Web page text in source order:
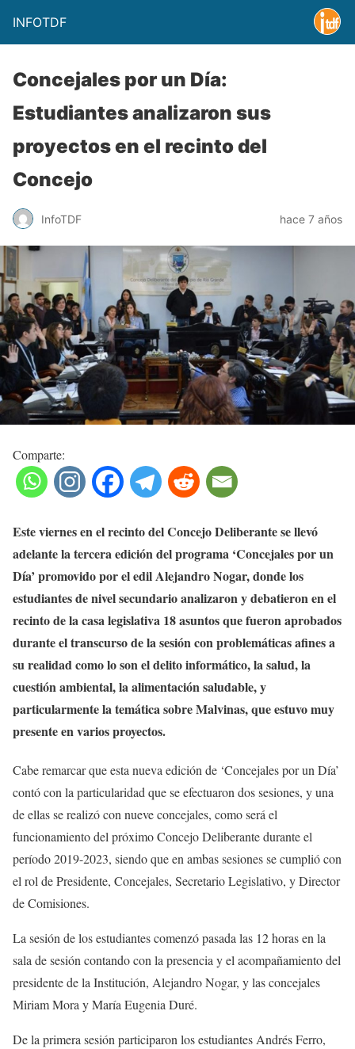
INFOTDF
Concejales por un Día:
Estudiantes analizaron sus
proyectos en el recinto del
Concejo
InfoTDF hace 7 años
Comparte:
Este viernes en el recinto del Concejo Deliberante se llevó
adelante la tercera edición del programa ‘Concejales por un
Día’ promovido por el edil Alejandro Nogar, donde los
estudiantes de nivel secundario analizaron y debatieron en el
recinto de la casa legislativa 18 asuntos que fueron aprobados
durante el transcurso de la sesión con problemáticas afines a
su realidad como lo son el delito informático, la salud, la
cuestión ambiental, la alimentación saludable, y
particularmente la temática sobre Malvinas, que estuvo muy
presente en varios proyectos.
Cabe remarcar que esta nueva edición de ‘Concejales por un Día’
contó con la particularidad que se efectuaron dos sesiones, y una
de ellas se realizó con nueve concejales, como será el
funcionamiento del próximo Concejo Deliberante durante el
período 2019-2023, siendo que en ambas sesiones se cumplió con
el rol de Presidente, Concejales, Secretario Legislativo, y Director
de Comisiones.
La sesión de los estudiantes comenzó pasada las 12 horas en la
sala de sesión contando con la presencia y el acompañamiento del
presidente de la Institución, Alejandro Nogar, y las concejales
Miriam Mora y María Eugenia Duré.
De la primera sesión participaron los estudiantes Andrés Ferro,